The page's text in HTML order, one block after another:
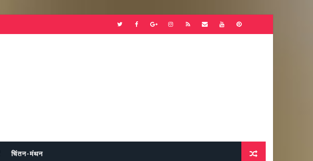
चिंतन-मंथन